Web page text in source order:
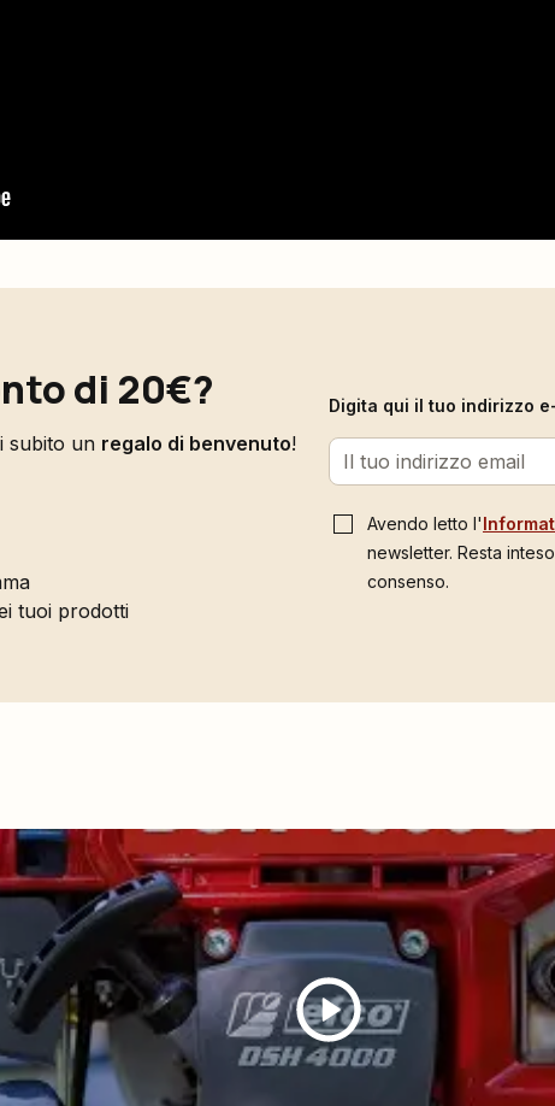
di 20€?
subito un regalo di benvenuto!
tuoi prodotti
Digita qui il tuo indirizzo
Avendo letto l'
newsletter. Resta
consenso.